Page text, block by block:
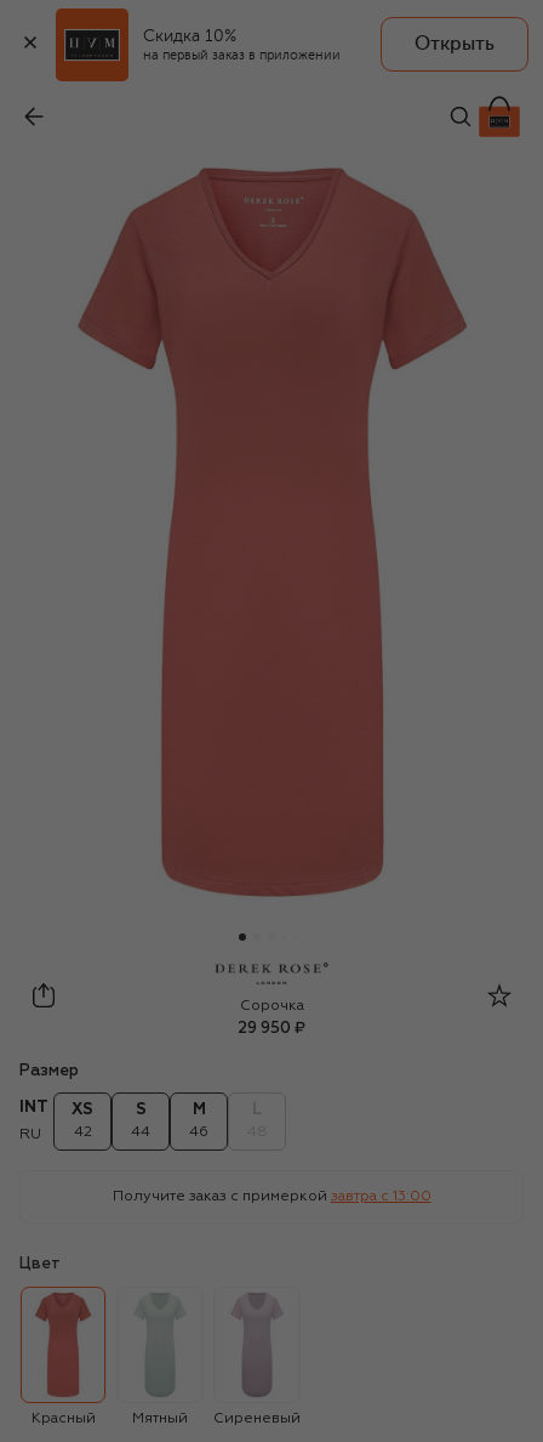
Скидка 10%
на первый заказ в приложении
Открыть
Derek Rose
Сорочка
29 950 ₽
Размер
INT
RU
XS
42
S
44
M
46
Получите заказ с примеркой завтра c 13:00
Цвет
Красный Мятный Сиреневый